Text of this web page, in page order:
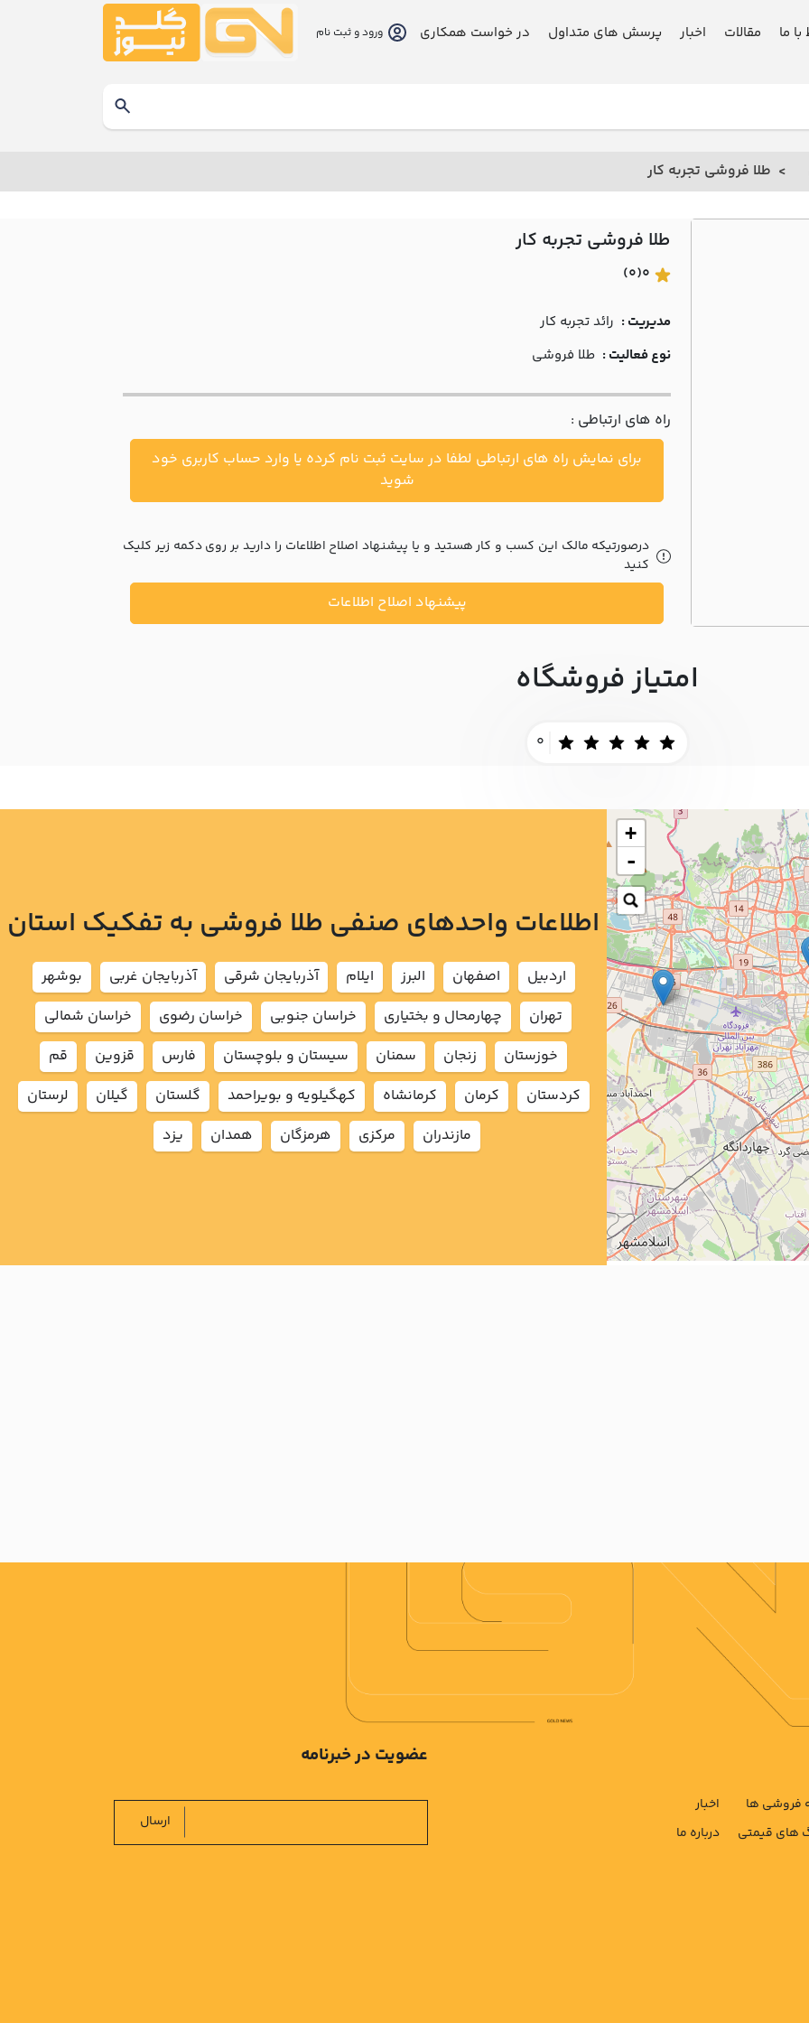
با ما مقالات اخبار پرسش های متداول در خواست همکاری ورود و ثبت نام
طلا فروشی تجربه کار
طلا فروشی تجربه کار
0
(0)
مدیریت : رائد تجربه کار
نوع فعالیت : طلا فروشی
راه های ارتباطی :
برای نمایش راه های ارتباطی لطفا در سایت ثبت نام کرده یا وارد حساب کاربری خود
شوید
درصورتیکه مالک این کسب و کار هستید و یا پیشنهاد اصلاح اطلاعات را دارید بر روی دکمه زیر کلیک
کنید
پیشنهاد اصلاح اطلاعات
امتیاز فروشگاه
0
+
-
اطلاعات واحدهای صنفی طلا فروشی به تفکیک استان
اردبيل اصفهان البرز ايلام آذربايجان شرقي آذربايجان غربي
بوشهر
تهران
چهارمحال و بختياري خراسان جنوبي خراسان رضوي
خراسان شمالي
خوزستان
زنجان سمنان سيستان و بلوچستان فارس قزوين
قم
كردستان
كرمان كرمانشاه كهگيلويه و بويراحمد گلستان گيلان
لرستان
مازندران
مركزي هرمزگان همدان يزد
فروشی ها
های قیمتی
اخبار
درباره ما
عضویت در خبرنامه
ارسال